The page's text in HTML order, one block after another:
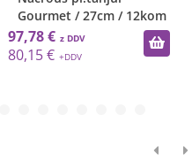
Gourmet / 27cm / 12kom
97,78 €
80,15 €